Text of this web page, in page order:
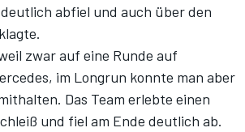
deutlich abfiel und auch über den
zwar auf eine Runde auf
im Longrun konnte man aber
Das Team erlebte einen
und fiel am Ende deutlich ab.